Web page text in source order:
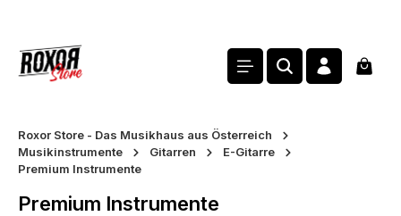
Roxor Store - Das Musikhaus aus Österreich
Musikinstrumente
Gitarren
E-Gitarre
Premium Instrumente
Premium Instrumente